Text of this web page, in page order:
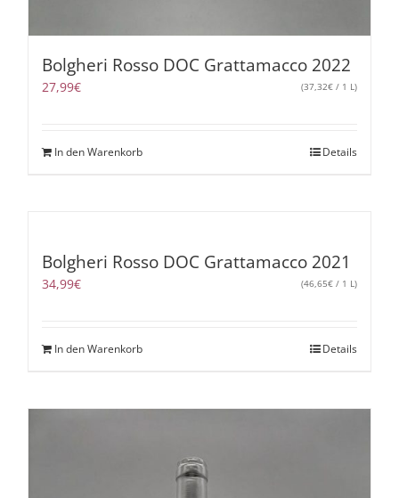
Bolgheri Rosso DOC Grattamacco 2022
27,99€ (37,32€/ 1 L)
In den Warenkorb Details
Bolgheri Rosso DOC Grattamacco 2021
34,99€ (46,65€/ 1 L)
In den Warenkorb Details